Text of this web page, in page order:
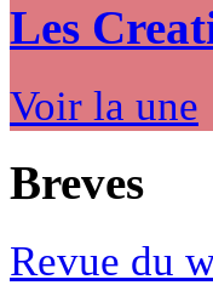
Les
Voir la une
Breves
Revue du